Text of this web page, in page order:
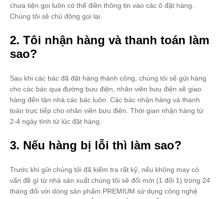
chưa tiện gọi luôn có thể điền thông tin vào các ô đặt hàng.
Chúng tôi sẽ chủ động gọi lại.
2. Tôi nhận hàng và thanh toán làm
sao?
Sau khi các bác đã đặt hàng thành công, chúng tôi sẽ gửi hàng
cho các bác qua đường bưu điện, nhân viên bưu điện sẽ giao
hàng đến tận nhà các bác luôn. Các bác nhận hàng và thanh
toán trực tiếp cho nhân viên bưu điện. Thời gian nhận hàng từ
2-4 ngày tính từ lúc đặt hàng.
3. Nếu hàng bị lỗi thì làm sao?
Trước khi gửi chúng tôi đã kiếm tra rất kỹ, nếu không may có
vấn đề gì từ nhà sản xuất chúng tôi sẽ đổi mới (1 đổi 1) trong 24
tháng đối với dòng sản phẩm PREMIUM sử dụng công nghệ